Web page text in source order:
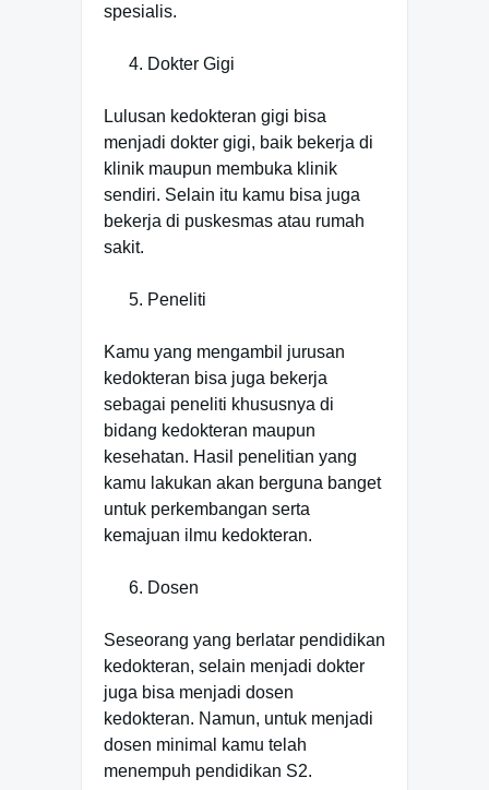
spesialis.
Dokter Gigi
Lulusan kedokteran gigi bisa
menjadi dokter gigi, baik bekerja di
klinik maupun membuka klinik
sendiri. Selain itu kamu bisa juga
bekerja di puskesmas atau rumah
sakit.
Peneliti
Kamu yang mengambil jurusan
kedokteran bisa juga bekerja
sebagai peneliti khususnya di
bidang kedokteran maupun
kesehatan. Hasil penelitian yang
kamu lakukan akan berguna banget
untuk perkembangan serta
kemajuan ilmu kedokteran.
Dosen
Seseorang yang berlatar pendidikan
kedokteran, selain menjadi dokter
juga bisa menjadi dosen
kedokteran. Namun, untuk menjadi
dosen minimal kamu telah
menempuh pendidikan S2.